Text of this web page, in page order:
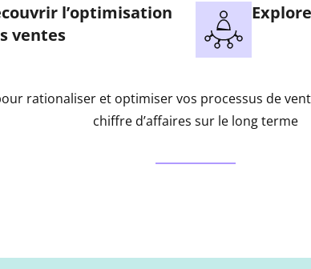
l’optimisation
ventes
rationaliser et optimiser vos processus de
chiffre d’affaires sur le long terme